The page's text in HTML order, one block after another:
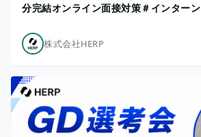
分完結オンライン面接対策＃インターン
株式会社HERP